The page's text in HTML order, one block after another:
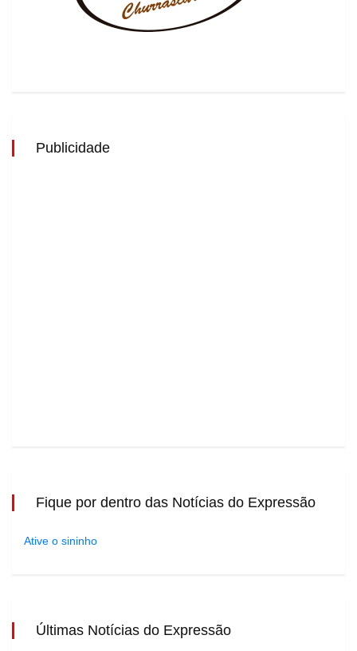
Publicidade
Fique por dentro das Notícias do Expressão
Ative o sininho
Últimas Notícias do Expressão